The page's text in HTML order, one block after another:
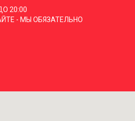
20:00
- МЫ ОБЯЗАТЕЛЬНО